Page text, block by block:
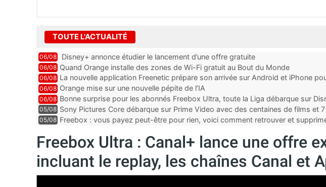
TOUTE L'ACTUALITÉ
06/08 Disney+ annonce étudier le lancement d’une offre gratuite
06/08 Quand Orange installe des zones de Wi-Fi gratuit au Bout du Monde
06/08 La nouvelle application Freenetic prépare son arrivée sur Android et iPhone
abonnés Freebox, testez la
06/08 Orange mise sur une nouvelle pépite de l’IA
06/08 Bonne surprise pour les abonnés Freebox Ultra, toute la Liga débarque sur
inclus
05/08 Sony Pictures Core débarque sur Prime Video avec des centaines de films et
05/08 Freebox : vous payez peut-être pour rien, voici comment retrouver et
Freebox Ultra : Canal+ lance une offre
incluant le replay, les chaînes Canal et